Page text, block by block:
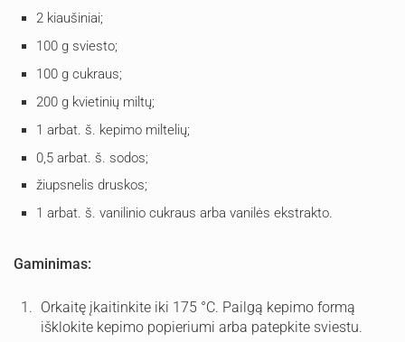
2 kiaušiniai;
100 g sviesto;
100 g cukraus;
200 g kvietinių miltų;
1 arbat. š. kepimo miltelių;
0,5 arbat. š. sodos;
žiupsnelis druskos;
1 arbat. š. vanilinio cukraus arba vanilės ekstrakto.
Gaminimas:
Orkaitę įkaitinkite iki 175 °C. Pailgą kepimo formą
išklokite kepimo popieriumi arba patepkite sviestu.